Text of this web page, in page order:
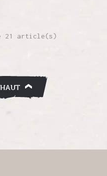
21 article(s)
b